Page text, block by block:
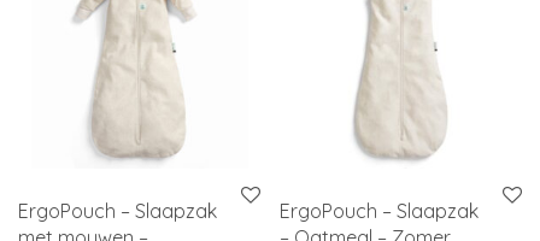
ErgoPouch – Slaapzak
ErgoPouch – Slaapzak